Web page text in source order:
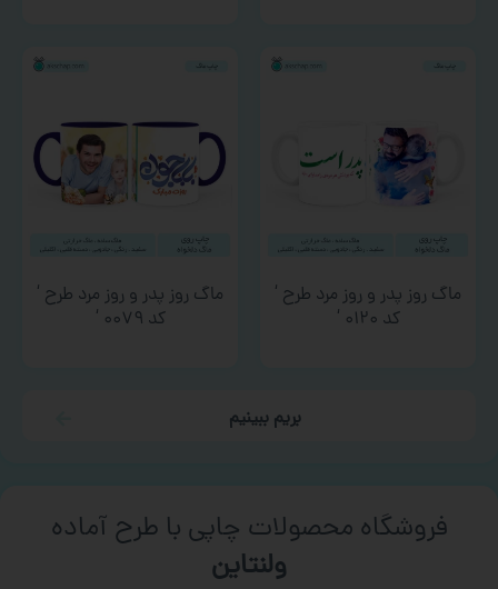
ماگ روز پدر و روز مرد طرح ‘
کد ۰۱۲۰ ‘
ماگ روز پدر و روز مرد طرح ‘
کد ۰۰۷۹ ‘
بریم ببینیم
فروشگاه محصولات چاپی با طرح آماده
ورزشی